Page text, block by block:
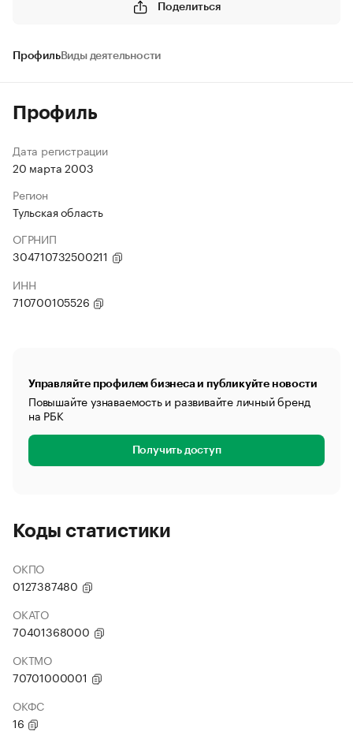
Поделиться
ПрофильВиды деятельности
Профиль
Дата регистрации
20 марта 2003
Регион
Тульская область
ОГРНИП
304710732500211
ИНН
710700105526
Управляйте профилем бизнеса и публикуйте новости
Повышайте узнаваемость и развивайте личный бренд
на РБК
Получить доступ
Коды статистики
ОКПО
0127387480
ОКАТО
70401368000
ОКТМО
70701000001
ОКФС
16